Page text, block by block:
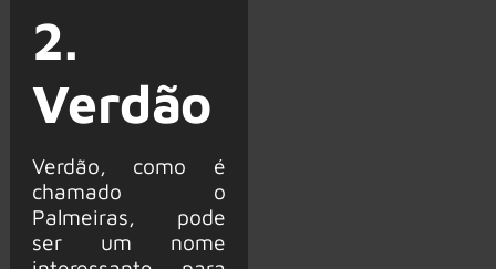
2.
Verdão
Verdão, como é
chamado o
Palmeiras, pode
ser um nome